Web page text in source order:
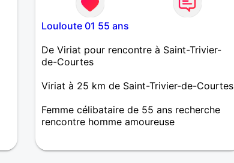
Louloute 01 55 ans
De Viriat pour rencontre à Saint-Trivier-
de-Courtes
Viriat à 25 km de Saint-Trivier-de-Courtes
Femme célibataire de 55 ans recherche
rencontre homme amoureuse
recherche relation sérieuse et durable.